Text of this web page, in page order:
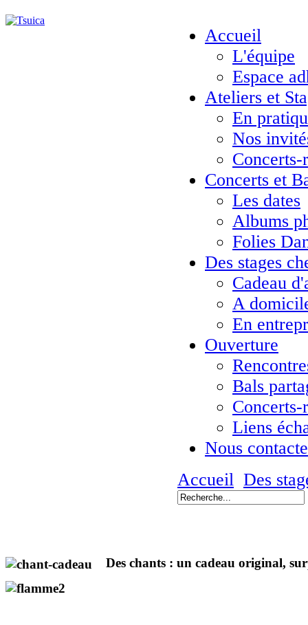
Accueil
L'équipe
Espace
Ateliers et
En
Nos
Concerts-
Concerts et
Les dates
Albums
Folies
Des stages
Cadeau
A
En
Ouverture
Bals
Concerts-
Liens
Nous
Accueil Des
Des chants : un cadeau original,